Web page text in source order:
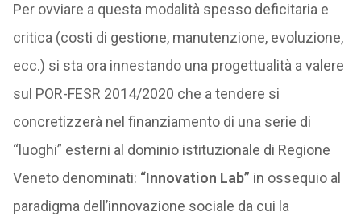
Per ovviare a questa modalità spesso deficitaria e
critica (costi di gestione, manutenzione, evoluzione,
ecc.) si sta ora innestando una progettualità a valere
sul POR-FESR 2014/2020 che a tendere si
concretizzerà nel finanziamento di una serie di
“luoghi” esterni al dominio istituzionale di Regione
Veneto denominati: “Innovation Lab” in ossequio al
paradigma dell’innovazione sociale da cui la